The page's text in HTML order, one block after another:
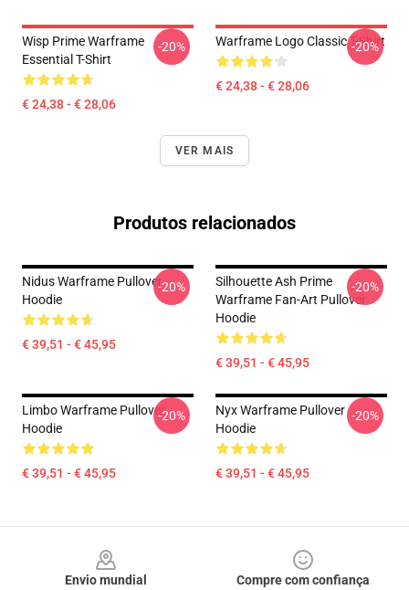
Wisp Prime Warframe
Essential T-Shirt
€ 24,38 - € 28,06
-20% Warframe Logo Classic T-Shirt
€ 24,38 - € 28,06
-20%
VER MAIS
Produtos relacionados
Nidus Warframe Pullover
Hoodie
€ 39,51 - € 45,95
-20%
Silhouette Ash Prime
Warframe Fan-Art Pullover
Hoodie
€ 39,51 - € 45,95
-20%
Limbo Warframe Pullover
Hoodie
€ 39,51 - € 45,95
-20%
Nyx Warframe Pullover
Hoodie
€ 39,51 - € 45,95
-20%
Envio mundial
Compre com confiança